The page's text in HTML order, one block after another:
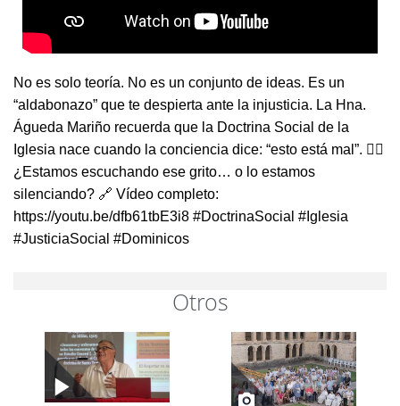
No es solo teoría. No es un conjunto de ideas. Es un
“aldabonazo” que te despierta ante la injusticia. La Hna.
Águeda Mariño recuerda que la Doctrina Social de la
Iglesia nace cuando la conciencia dice: “esto está mal”. 👉🏼
¿Estamos escuchando ese grito… o lo estamos
silenciando? 🔗 Vídeo completo:
https://youtu.be/dfb61tbE3i8 #DoctrinaSocial #Iglesia
#JusticiaSocial #Dominicos
Otros